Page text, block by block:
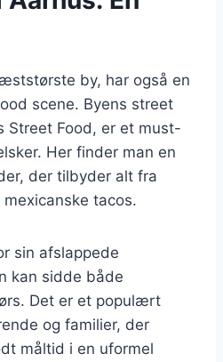
by, har også en
scene. Byens street
Street Food, er et must-
Her finder man en
der tilbyder alt fra
tacos.
sin afslappede
kan sidde både
Det er et populært
og familier, der
måltid i en uformel